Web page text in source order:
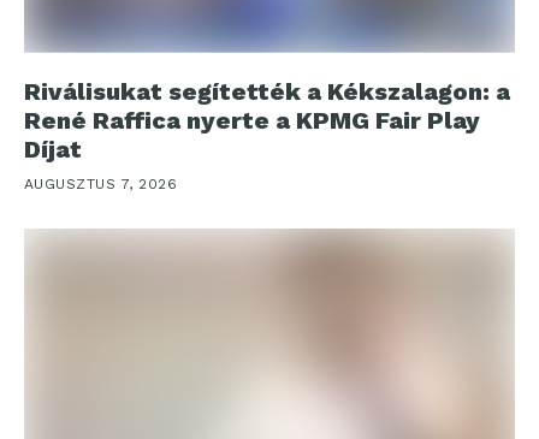
Riválisukat segítették a Kékszalagon: a
René Raffica nyerte a KPMG Fair Play
Díjat
AUGUSZTUS 7, 2026